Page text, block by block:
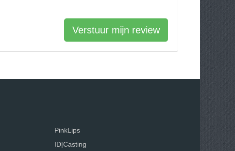
Verstuur mijn review
PinkLips
ID|Casting